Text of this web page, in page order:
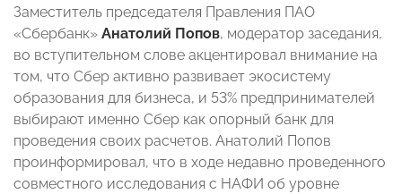
Заместитель председателя Правления ПАО
«Сбербанк» Анатолий Попов, модератор заседания,
во вступительном слове акцентировал внимание на
том, что Сбер активно развивает экосистему
образования для бизнеса, и 53% предпринимателей
выбирают именно Сбер как опорный банк для
проведения своих расчетов. Анатолий Попов
проинформировал, что в ходе недавно проведенного
совместного исследования с НАФИ об уровне